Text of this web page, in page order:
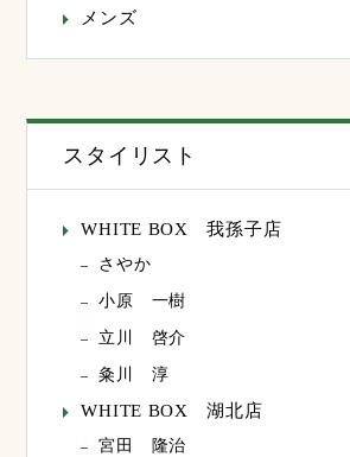
メンズ
スタイリスト
WHITE BOX 我孫子店
さやか
小原 一樹
立川 啓介
粂川 淳
WHITE BOX 湖北店
宮田 隆治